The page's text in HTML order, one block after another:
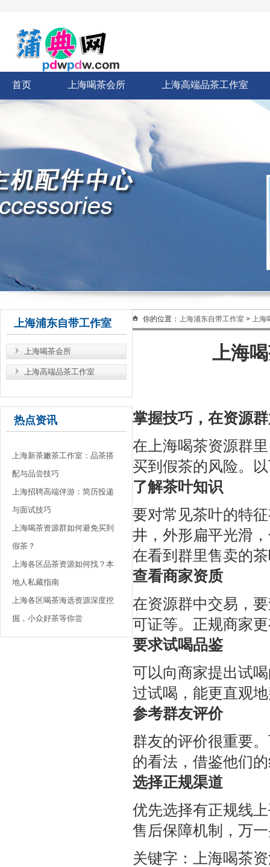
首页 上海喝茶会所 上海高端品茶工作室
上海浦东自带工作室
上海喝茶会所
上海高端品茶工作室
热点资讯
上海新茶嫩茶工作室：品茶搭
配与品尝技巧
上海招聘高端伴游：简历投递
与面试技巧
上海喝茶资源群如何避免买到
假茶？
上海各区品茶资源如何找？本
地人私藏指南
上海各区喝茶海选资源深度挖
掘，小众好茶等你尝
你的位置： 上海浦东自带工作室 > 上海
上海
掌握技巧，在资源
在上海喝茶资源群
买到假茶的风险。
了解茶叶知识
要对常见茶叶的特
井，外形扁平光滑
在看到群里售卖的
查看商家资质
在资源群中交易，
可证等。正规商家
要求试喝品鉴
可以向商家提出试
过试喝，能更直观
参考群友评价
群友的评价很重要
的看法，借鉴他们
选择正规渠道
优先选择有正规线
售后保障机制，万
关键字：上海喝茶